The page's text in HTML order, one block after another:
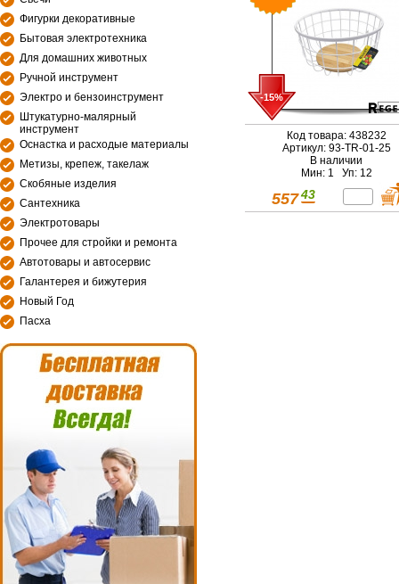
Фигурки декоративные
Бытовая электротехника
Для домашних животных
Ручной инструмент
Электро и бензоинструмент
Штукатурно-малярный
инструмент
Оснастка и расходые материалы
Метизы, крепеж, такелаж
Скобяные изделия
Сантехника
Электротовары
Прочее для стройки и ремонта
Автотовары и автосервис
Галантерея и бижутерия
Новый Год
Пасха
-15%
Код товара: 438232
Артикул: 93-TR-01-25
В наличии
Мин: 1 Уп: 12
557 43